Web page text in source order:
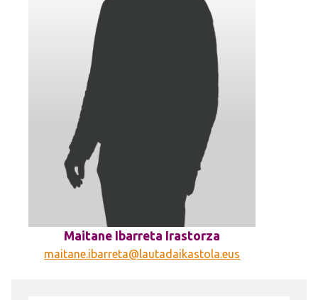
Maitane Ibarreta Irastorza
maitane.ibarreta@lautadaikastola.eus